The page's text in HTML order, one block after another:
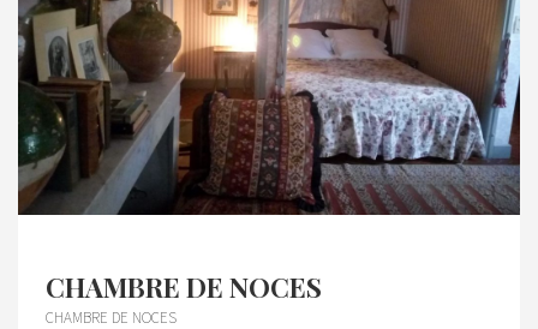
CHAMBRE DE NOCES
CHAMBRE DE NOCES